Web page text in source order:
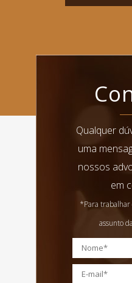
Qualquer
uma
nossos
em
*Para trabalhar
assunto